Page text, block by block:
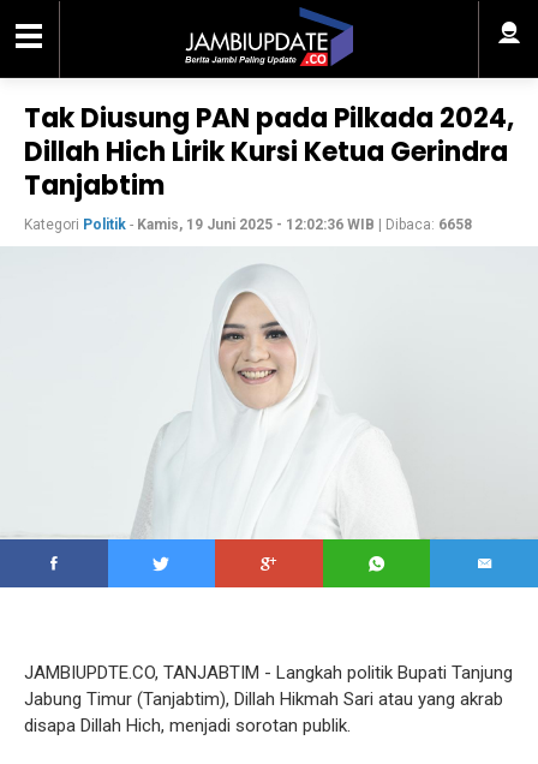
Tak Diusung PAN pada Pilkada 2024,
Dillah Hich Lirik Kursi Ketua Gerindra
Tanjabtim
Kategori Politik - Kamis, 19 Juni 2025 - 12:02:36 WIB | Dibaca: 6658
JAMBIUPDTE.CO, TANJABTIM - Langkah politik Bupati Tanjung
Jabung Timur (Tanjabtim), Dillah Hikmah Sari atau yang akrab
disapa Dillah Hich, menjadi sorotan publik.